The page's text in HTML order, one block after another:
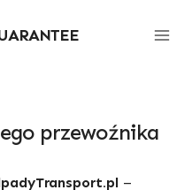
przewoźnika
–